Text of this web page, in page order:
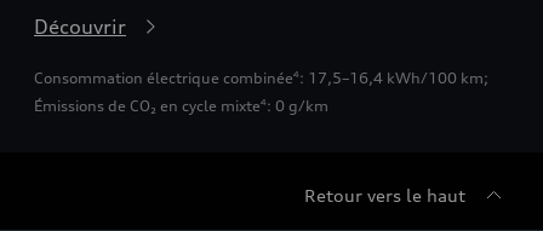
Découvrir
Consommation électrique combinée4 : 17,5–16,4 kWh/100 km;
Émissions de CO₂ en cycle mixte4 : 0 g/km
Retour vers le haut